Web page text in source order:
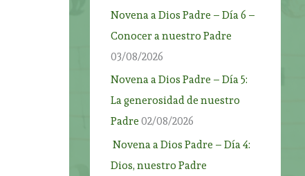
Novena a Dios Padre – Día 6 –
Conocer a nuestro Padre
03/08/2026
Novena a Dios Padre – Día 5:
La generosidad de nuestro
Padre 02/08/2026
Novena a Dios Padre – Día 4:
Dios, nuestro Padre